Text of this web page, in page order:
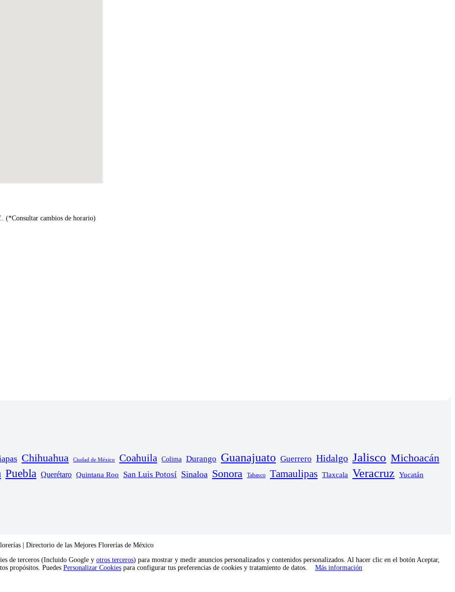
(*Consultar cambios de horario)
Chihuahua Ciudad de México Coahuila Colima Durango Guanajuato Guerrero Hidalgo Jalisco Michoacán
Puebla Querétaro Quintana Roo San Luis Potosí Sinaloa Sonora Tabasco Tamaulipas Tlaxcala Veracruz Yucatán
| Directorio de las Mejores Florerías de México
de terceros (Incluido Google y otros terceros) para mostrar y medir anuncios personalizados y contenidos personalizados. Al hacer clic en el botón Aceptar,
propósitos. Puedes Personalizar Cookies para configurar tus preferencias de cookies y tratamiento de datos. Más información